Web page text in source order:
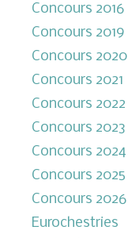
Concours 2016
Concours 2019
Concours 2020
Concours 2021
Concours 2022
Concours 2023
Concours 2024
Concours 2025
Concours 2026
Eurochestries